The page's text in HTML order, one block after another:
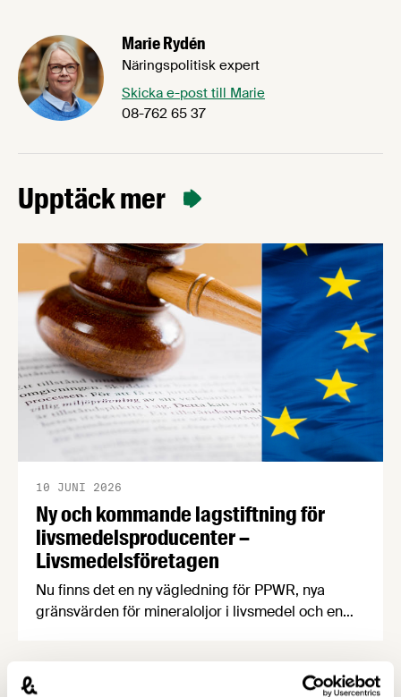
Marie Rydén
Näringspolitisk expert
Skicka e-post till Marie
08-762 65 37
Upptäck mer
Ny och kommande lagstiftning för
livsmedelsproducenter –
Livsmedelsföretagen
10 JUNI 2026
Nu finns det en ny vägledning för PPWR, nya
gränsvärden för mineraloljor i livsmedel och en
ny vägledning på svenska Förpacknings- och